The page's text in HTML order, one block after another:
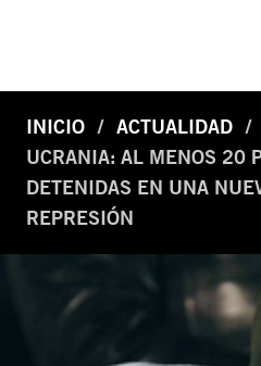
INICIO
ACTUALIDAD
UCRANIA: AL MENOS 20
DETENIDAS EN UNA
REPRESIÓN